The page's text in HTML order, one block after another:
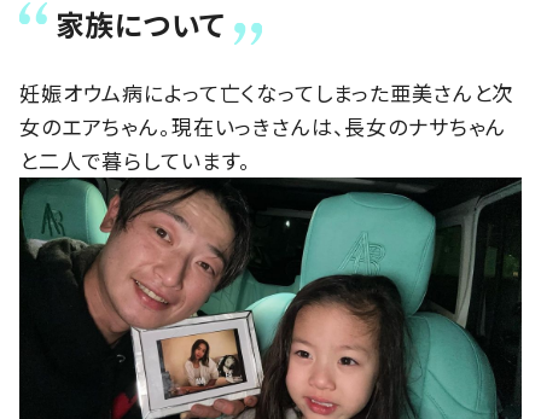
家族について
妊娠オウム病によって亡くなってしまった亜美さんと次
女のエアちゃん。現在いっきさんは、長女のナサちゃん
と二人で暮らしています。